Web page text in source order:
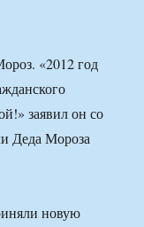
«2012 год
заявил он со
Деда Мороза
новую